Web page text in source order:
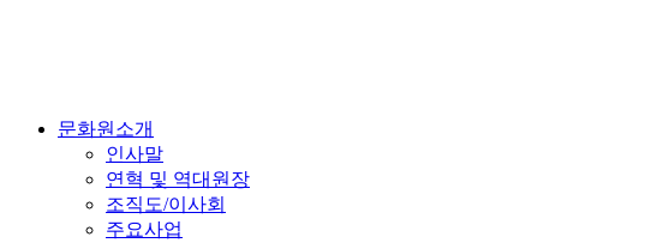
문화원소개
인사말
연혁 및 역대원장
조직도/이사회
주요사업